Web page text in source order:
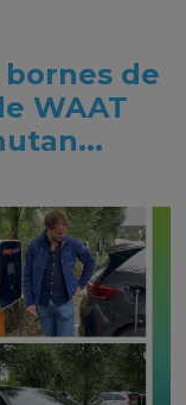
de
WAAT